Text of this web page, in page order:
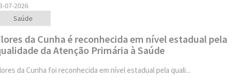
07-2026
Saúde
da Cunha é reconhecida em nível estadual pela
da Atenção Primária à Saúde
da Cunha foi reconhecida em nível estadual pela quali...